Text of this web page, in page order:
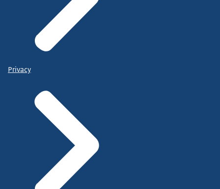
Privacy